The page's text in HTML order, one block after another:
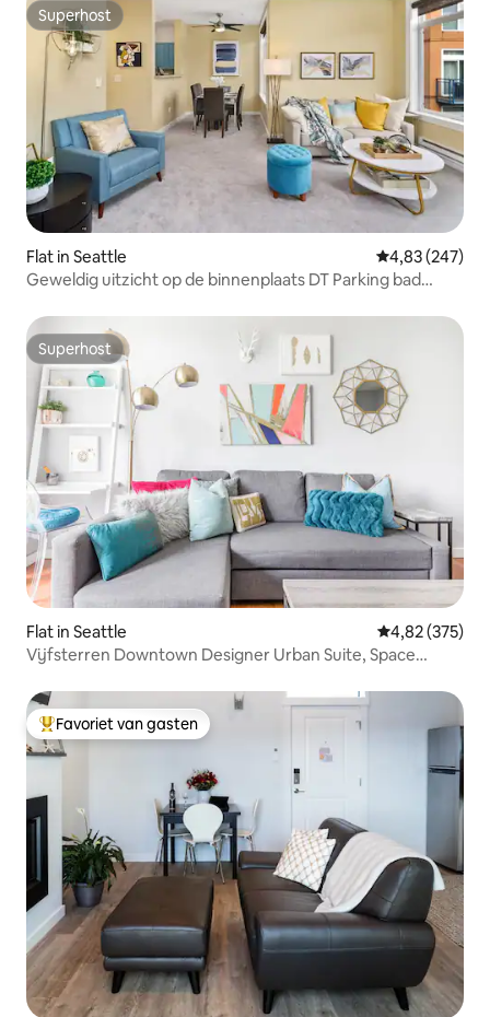
Superhost
Superhost
Flat in Seattle Gemiddelde
4,83 (247)
Geweldig uitzicht op de binnenplaats DT Parking bad
Superhost
Superhost
Flat in Seattle Gemiddelde
4,82 (375)
Vijfsterren Downtown Designer Urban Suite, Space
Topfavoriet van gasten
Favoriet van gasten